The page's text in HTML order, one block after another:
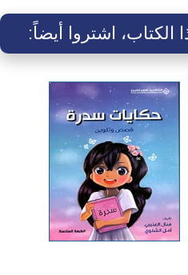
الكتاب، اشتروا أيضاً: